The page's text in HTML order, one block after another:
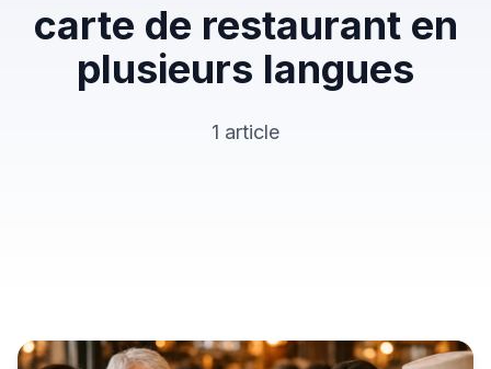
connecter
carte de restaurant en
plusieurs langues
1 article